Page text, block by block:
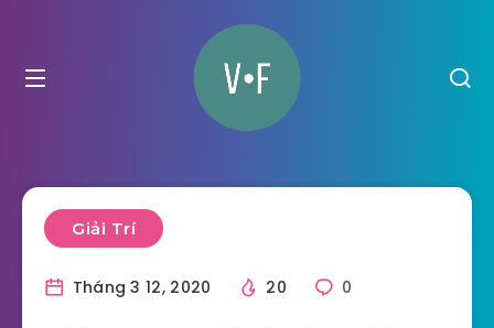
Giải Trí
Tháng 3 12, 2020 20 0